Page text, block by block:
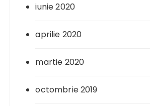
iunie 2020
aprilie 2020
martie 2020
octombrie 2019